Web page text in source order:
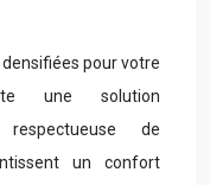
densifiées pour votre
une solution
de
un confort